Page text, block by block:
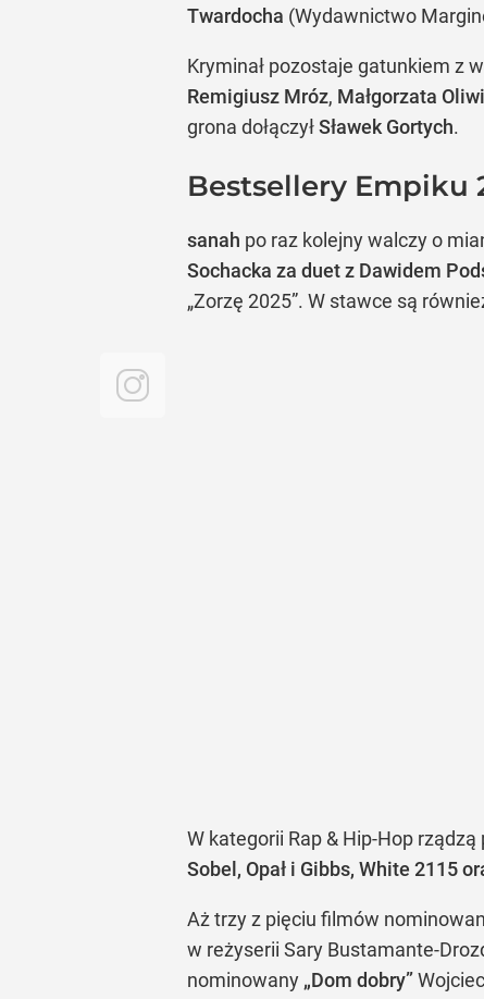
Twardocha (Wydawnictwo
Kryminał pozostaje gatunkiem z
Remigiusz Mróz, Małgorzata
grona dołączyłSławek Gortych.
Bestsellery Empiku
sanah po raz kolejny walczy o
Sochacka za duet z Dawidem
„Zorzę 2025”. W stawce są
W kategorii Rap & Hip-Hop
Sobel, Opał i Gibbs, White 2115
Aż trzy z pięciu filmów
w reżyserii Sary Bustamante-
nominowany „Dom dobry”